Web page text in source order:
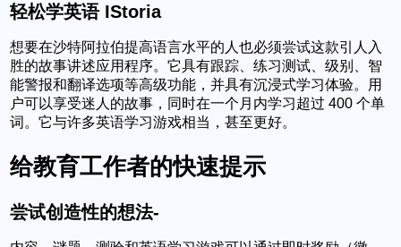
轻松学英语 IStoria
想要在沙特阿拉伯提高语言水平的人也必须尝试这款引人入
胜的故事讲述应用程序。它具有跟踪、练习测试、级别、智
能警报和翻译选项等高级功能，并具有沉浸式学习体验。用
户可以享受迷人的故事，同时在一个月内学习超过 400 个单
词。它与许多英语学习游戏相当，甚至更好。
给教育工作者的快速提示
尝试创造性的想法-